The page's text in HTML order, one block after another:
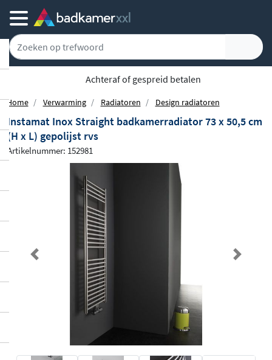
Achteraf of gespreid betalen
Home Verwarming Radiatoren Design radiatoren
Instamat Inox Straight badkamerradiator 73 x 50,5 cm
(H x L) gepolijst rvs
Artikelnummer: 152981
Previous Next